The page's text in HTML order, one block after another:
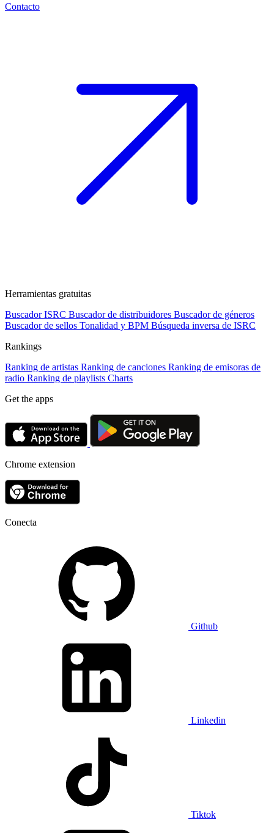
Contacto
Herramientas gratuitas
Buscador ISRC Buscador de distribuidores Buscador de géneros
Buscador de sellos Tonalidad y BPM Búsqueda inversa de ISRC
Rankings
Ranking de artistas Ranking de canciones Ranking de emisoras de
radio Ranking de playlists Charts
Get the apps
Chrome extension
Conecta
Github
Linkedin
Tiktok